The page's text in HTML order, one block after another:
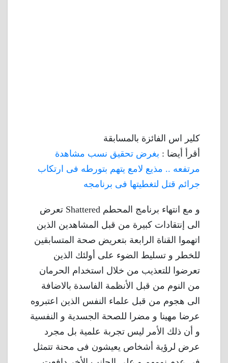
كلير اس الفائزة بالمسابقة
أقرأ أيضا : بغرض تحقيق نسب مشاهدة
مرتفعه .. مذيع لامع يتهم بتورطه فى ارتكاب
جرائم قتل لتغطيتها فى برنامجه
و مع انتهاء برنامج المحطم Shattered تعرض
الى إنتقادات كبيرة من قبل المشاهدين الذين
اتهموا القناة الرابعة بتعريض صحة المتسابقين
للخطر و تسليط الضوء على أولئك الذين
تعرضوا للتعذيب من خلال استخدام الحرمان
من النوم من قبل الأنظمة الفاسدة بالاضافة
الى هجوم من قبل علماء النفس الذين اعتبروه
عرضا مهينا و مضرا للصحة الجسدية و النفسية
و أن ذلك الأمر ليس تجربة علمية بل مجرد
عرض لرؤية أشخاص يعيشون فى محنة تتمثل